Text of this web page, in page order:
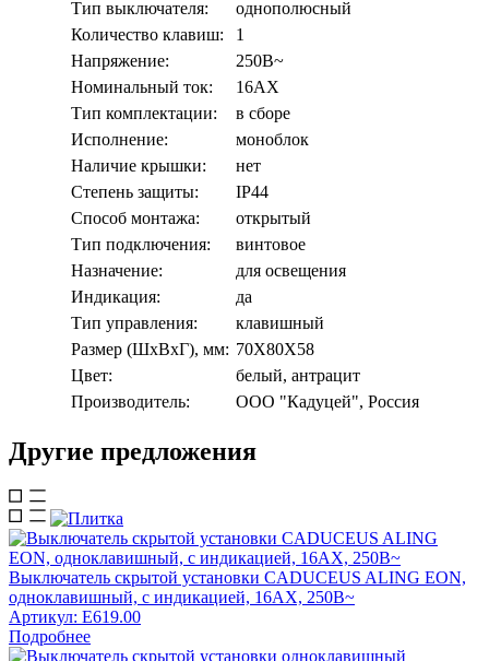
Тип выключателя:
однополюсный
Количество клавиш:
1
Напряжение:
250В~
Номинальный ток:
16АХ
Тип комплектации:
в сборе
Исполнение:
моноблок
Наличие крышки:
нет
Степень защиты:
IP44
Способ монтажа:
открытый
Тип подключения:
винтовое
Назначение:
для освещения
Индикация:
да
Тип управления:
клавишный
Размер (ШхВхГ), мм: 70Х80Х58
Цвет:
белый, антрацит
Производитель:
ООО "Кадуцей", Россия
Другие предложения
Выключатель скрытой установки CADUCEUS ALING EON,
одноклавишный, с индикацией, 16АХ, 250В~
Артикул: E619.00
Подробнее